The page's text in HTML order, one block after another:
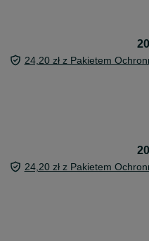
24,20 zł z Pakietem
24,20 zł z Pakietem